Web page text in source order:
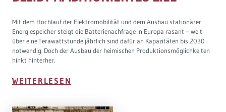
Mit dem Hochlauf der Elektromobilität und dem Ausbau stationärer
Energiespeicher steigt die Batterienachfrage in Europa rasant – weit
über eine Terawattstunde jährlich sind dafür an Kapazitäten bis 2030
notwendig. Doch der Ausbau der heimischen Produktionsmöglichkeiten
hinkt hinterher.
WEITERLESEN